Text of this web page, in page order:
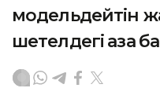
модельдейтін
шетелдегі қазақ